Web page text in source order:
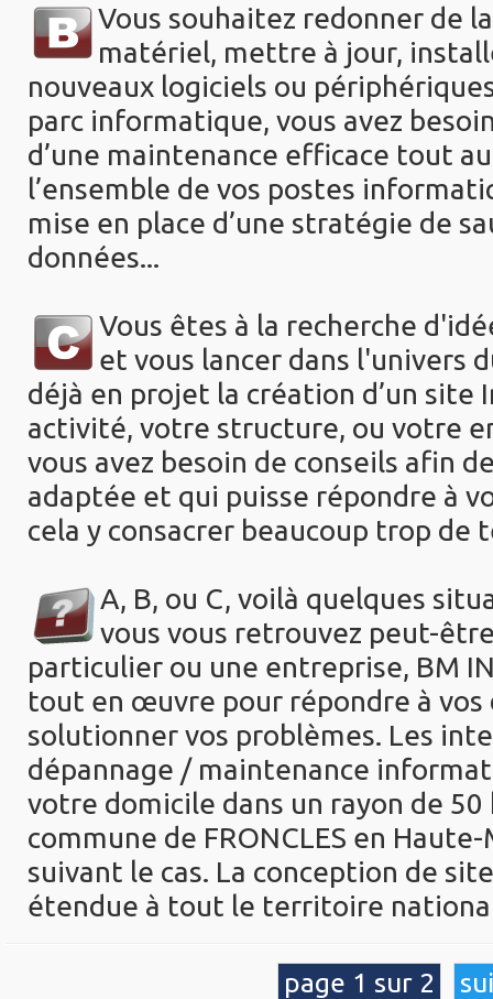
Vous souhaitez redonner de
matériel, mettre à jour,
nouveaux logiciels ou
parc informatique, vous avez
d’une maintenance efficace tout
l’ensemble de vos postes
mise en place d’une stratégie de
données...
Vous êtes à la recherche
et vous lancer dans l'univers
déjà en projet la création d’un
activité, votre structure, ou votre
vous avez besoin de conseils afin
adaptée et qui puisse répondre à
cela y consacrer beaucoup trop de
A, B, ou C, voilà quelques
vous vous retrouvez peut-
particulier ou une entreprise, BM
tout en œuvre pour répondre à vos
solutionner vos problèmes. Les
dépannage /maintenance
votre domicile dans un rayon de
commune de FRONCLES en
suivant le cas. La conception de
étendue à tout le territoire
page 1 sur 2